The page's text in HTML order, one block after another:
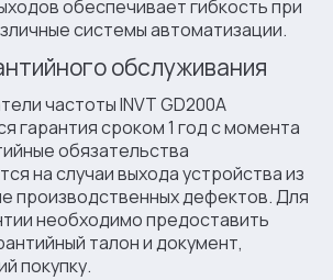
обеспечивает гибкость при
системы автоматизации.
обслуживания
частоты INVT GD200A
гарантия сроком 1 год с момента
обязательства
на случаи выхода устройства из
производственных дефектов. Для
необходимо предоставить
талон и документ,
покупку.